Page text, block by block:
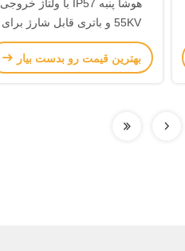
هوشا پنبه IP57 با ولتاژ خروجی
55KV و باتری قابل شارژ برای
اجرای قانون
بهترین قیمت رو بدست بیار